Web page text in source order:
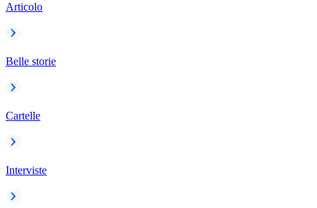
Articolo
Belle storie
Cartelle
Interviste